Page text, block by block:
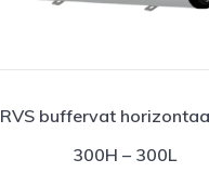
RVS buffervat
300H – 300L